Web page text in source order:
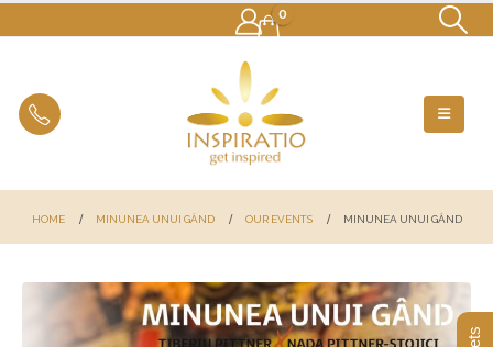
0
HOME MINUNEA UNUI GÂND OUR EVENTS MINUNEA UNUI GÂND